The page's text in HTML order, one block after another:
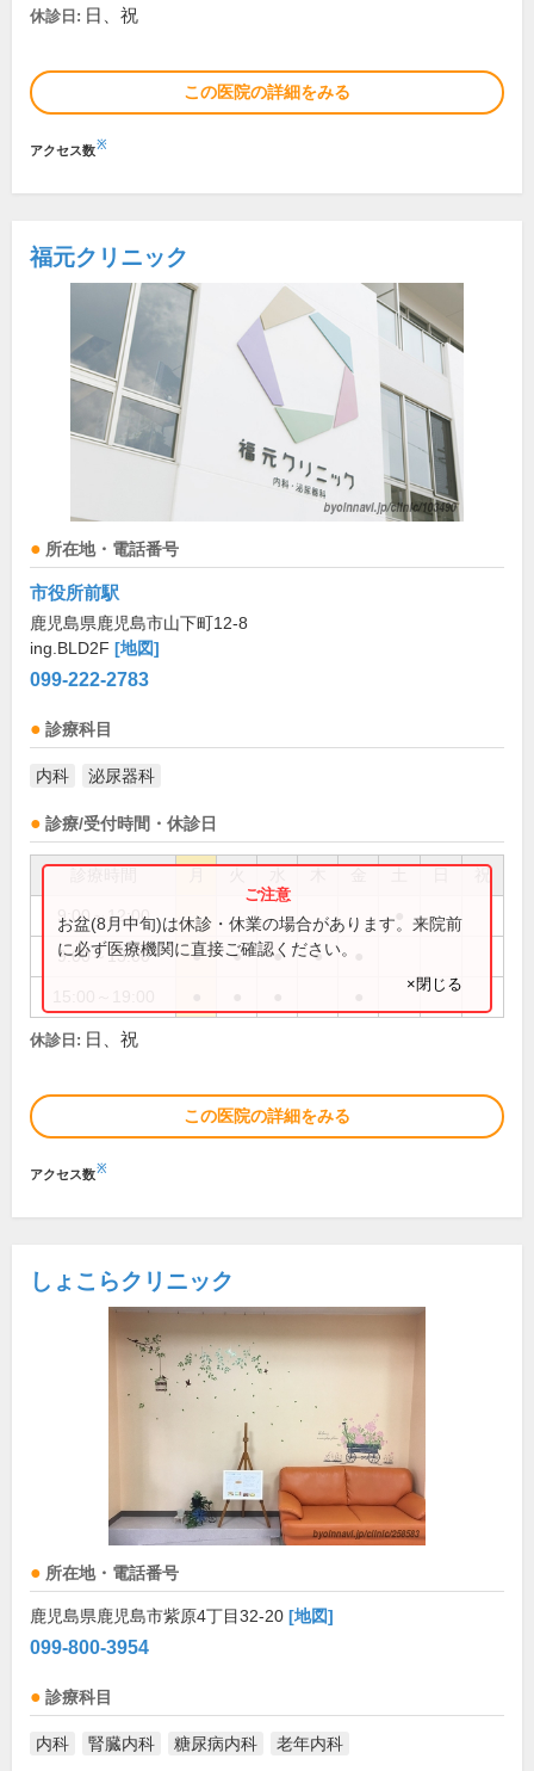
休診日: 日、祝
この医院の詳細をみる
アクセス数※
福元クリニック
所在地・電話番号
市役所前駅
鹿児島県鹿児島市山下町12-8
ing.BLD2F [地図]
099-222-2783
診療科目
内科 泌尿器科
診療/受付時間・休診日
祝
9:00～12:00
9:00～13:00 ● ● ● ●
お盆(8月中旬)は休診・休業の場合があります。来院前
に必ず医療機関に直接ご確認ください。
×閉じる
休診日: 日、祝
この医院の詳細をみる
アクセス数※
しょこらクリニック
所在地・電話番号
鹿児島県鹿児島市紫原4丁目32-20 [地図]
099-800-3954
診療科目
内科 腎臓内科 糖尿病内科 老年内科